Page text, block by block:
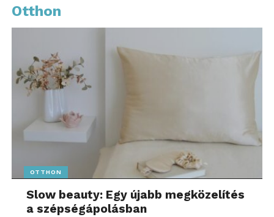
Otthon
OTTHON
Slow beauty: Egy újabb megközelítés
a szépségápolásban